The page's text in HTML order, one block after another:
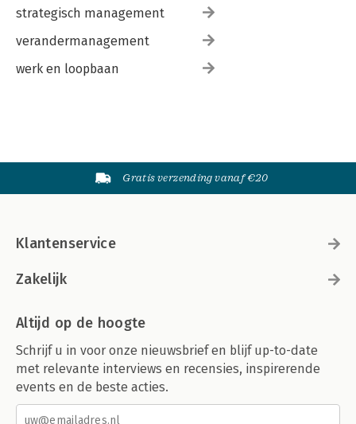
strategisch management
verandermanagement
werk en loopbaan
Gratis verzending vanaf €20
Klantenservice
Zakelijk
Altijd op de hoogte
Schrijf u in voor onze nieuwsbrief en blijf up-to-date
met relevante interviews en recensies, inspirerende
events en de beste acties.